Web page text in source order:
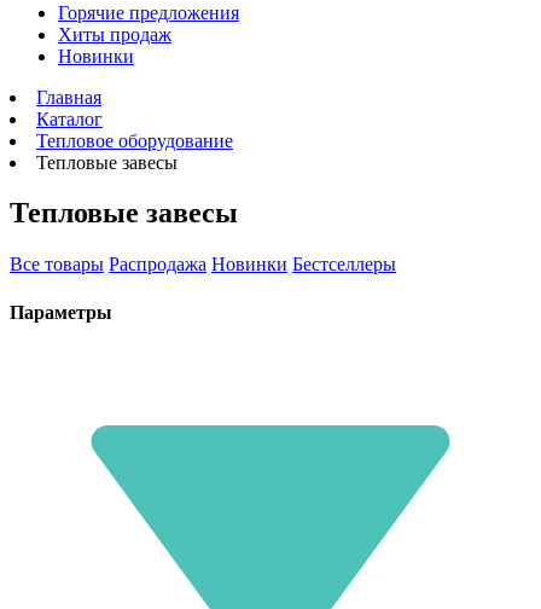
Горячие предложения
Хиты продаж
Новинки
Главная
Каталог
Тепловое оборудование
Тепловые завесы
Тепловые завесы
Все товары Распродажа Новинки Бестселлеры
Параметры